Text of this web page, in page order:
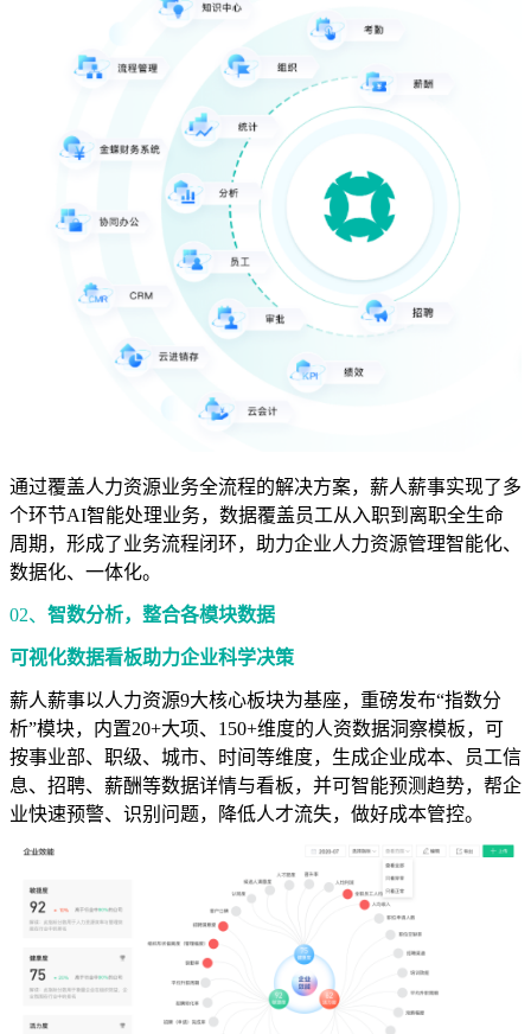
通过覆盖人力资源业务全流程的解决方案，薪人薪事实现了多
个环节AI智能处理业务，数据覆盖员工从入职到离职全生命
周期，形成了业务流程闭环，助力企业人力资源管理智能化、
数据化、一体化。
02、 智数分析，整合各模块数据
可视化数据看板助力企业科学决策
薪人薪事以人力资源9大核心板块为基座，重磅发布“指数分
析”模块，内置20+大项、150+维度的人资数据洞察模板，可
按事业部、职级、城市、时间等维度，生成企业成本、员工信
息、招聘、薪酬等数据详情与看板，并可智能预测趋势，帮企
业快速预警、识别问题，降低人才流失，做好成本管控。